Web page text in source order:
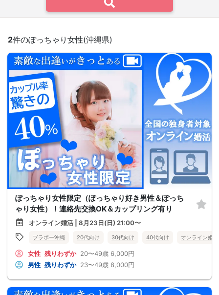
2件のぽっちゃり女性(沖縄県)
ぽっちゃり女性限定（ぽっちゃり好き男性＆ぽっち
ゃり女性）！連絡先交換OK＆カップリング有り
オンライン婚活 | 8月23日(日) 21:00〜
ブラボー沖縄 20代向け 30代向け 40代向け オンライン婚活
女性 残りわずか 20〜49歳 6,000円
男性 残りわずか 23〜49歳 8,000円